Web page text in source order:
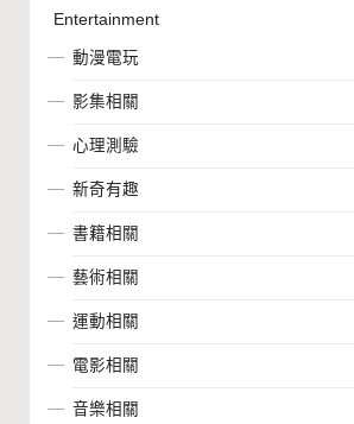
Entertainment
動漫電玩
影集相關
心理測驗
新奇有趣
書籍相關
藝術相關
運動相關
電影相關
音樂相關